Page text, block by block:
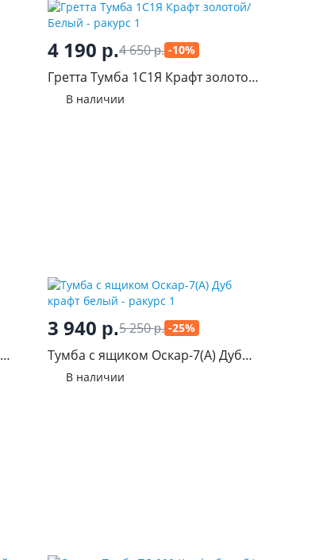
4 190 р.4 650р. -10%
Гретта Тумба 1С1Я Крафт золотой/
Белый
В наличии
3 940 р.5 250р. -25%
Тумба с ящиком Оскар-7(А) Дуб
крафт белый
В наличии